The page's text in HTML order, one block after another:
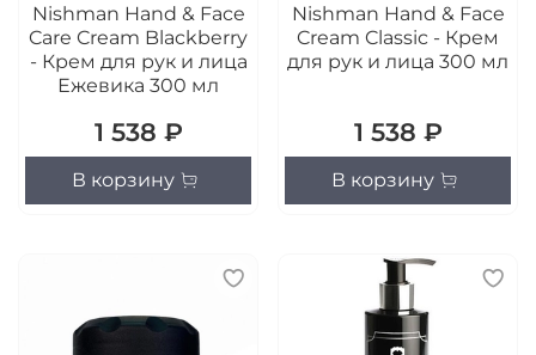
Nishman Hand & Face
Care Cream Blackberry
- Крем для рук и лица
Ежевика 300 мл
1 538 ₽
В корзину
Nishman Hand & Face
Cream Classic - Крем
для рук и лица 300 мл
1 538 ₽
В корзину